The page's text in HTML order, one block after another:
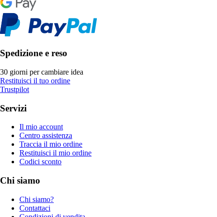
Spedizione e reso
30 giorni per cambiare idea
Restituisci il tuo ordine
Trustpilot
Servizi
Il mio account
Centro assistenza
Traccia il mio ordine
Restituisci il mio ordine
Codici sconto
Chi siamo
Chi siamo?
Contattaci